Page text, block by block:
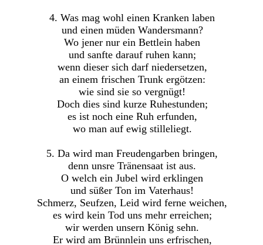
4. Was mag wohl einen Kranken laben
und einen müden Wandersmann?
Wo jener nur ein Bettlein haben
und sanfte darauf ruhen kann;
wenn dieser sich darf niedersetzen,
an einem frischen Trunk ergötzen:
wie sind sie so vergnügt!
Doch dies sind kurze Ruhestunden;
es ist noch eine Ruh erfunden,
wo man auf ewig stilleliegt.
5. Da wird man Freudengarben bringen,
denn unsre Tränensaat ist aus.
O welch ein Jubel wird erklingen
und süßer Ton im Vaterhaus!
Schmerz, Seufzen, Leid wird ferne weichen,
es wird kein Tod uns mehr erreichen;
wir werden unsern König sehn.
Er wird am Brünnlein uns erfrischen,